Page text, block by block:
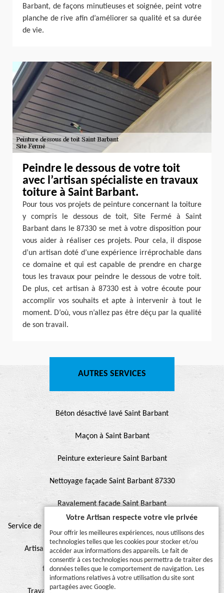
Barbant, de façons minutieuses et soignée, peint votre
planche de rive afin d’améliorer sa qualité et sa durée
de vie.
Peindre le dessous de votre toit
avec l’artisan spécialiste en travaux
toiture à Saint Barbant.
Pour tous vos projets de peinture concernant la toiture
y compris le dessous de toit, Site Fermé à Saint
Barbant dans le 87330 se met à votre disposition pour
vous aider à réaliser ces projets. Pour cela, il dispose
d’un artisan doté d’une expérience irréprochable dans
ce domaine et qui est capable de prendre en charge
tous les travaux pour peindre le dessous de votre toit.
De plus, cet artisan à 87330 est à votre écoute pour
accomplir vos souhaits et apte à intervenir à tout le
moment. D’où, vous n’allez pas être déçu par la qualité
de son travail.
AUTRES SERVICES
Béton désactivé lavé Saint Barbant
Maçon à Saint Barbant
Peinture exterieure Saint Barbant
Nettoyage façade Saint Barbant 87330
Ravalement façade Saint Barbant
Service de peinture et hydrofuge de toiture Saint Barbant 87330
Artisan pour peinture façade, muret, toiture, boiserie,
ferronnerie, gouttière Saint Barbant 87330
Votre Artisan respecte votre vie privée
Pour offrir les meilleures expériences, nous utilisons des
technologies telles que les cookies pour stocker et/ou
accéder aux informations des appareils. Le fait de
consentir à ces technologies nous permettra de traiter des
données telles que le comportement de navigation. Les
informations relatives à votre utilisation du site sont
partagées avec Google.